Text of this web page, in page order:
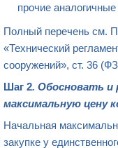
прочие
Полный перечень см.
«Технический
сооружений», ст. 36
Шаг 2. Обосновать и
максимальную цену
Начальная
закупке у